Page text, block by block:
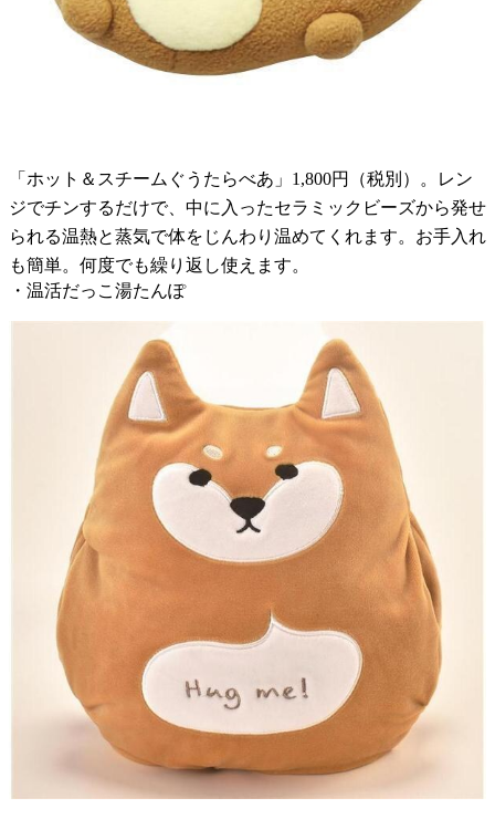
「ホット＆スチームぐうたらべあ」1,800円（税別）。レン
ジでチンするだけで、中に入ったセラミックビーズから発せ
られる温熱と蒸気で体をじんわり温めてくれます。お手入れ
も簡単。何度でも繰り返し使えます。
・温活だっこ湯たんぽ